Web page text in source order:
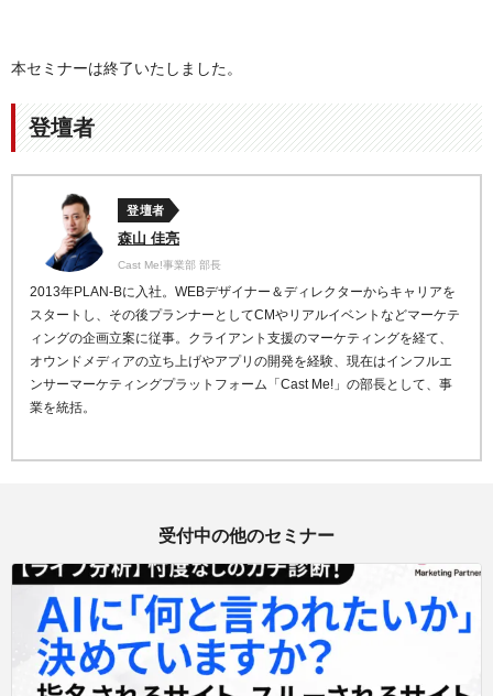
本セミナーは終了いたしました。
登壇者
登壇者
森山 佳亮
Cast Me!事業部 部長
2013年PLAN-Bに入社。 WEBデザイナー＆ディレクターからキャリアを
スタート し、その後プランナーとしてCMやリアルイベントなどマーケテ
ィングの企画立案に従事。 クライアント支援のマーケティングを経て、
オウンドメディアの立ち上げやアプリの開発を経験、現在はインフルエ
ンサーマーケティングプラットフォーム「 Cast Me! 」の部長として、事
業を統括。
受付中の他のセミナー